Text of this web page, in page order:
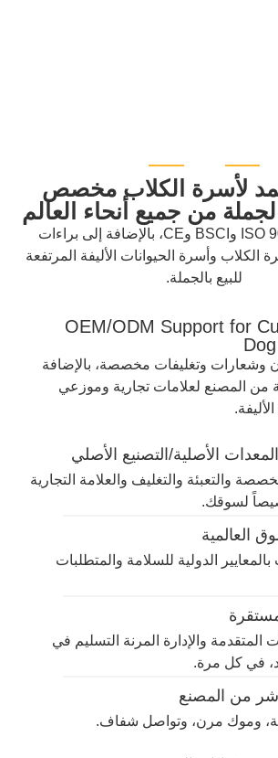
لأسرة الكلاب مخصص
من جميع أنحاء العالم
دعم معايير ISO 9001 وBSCI وCE، بالإضافة إلى براءات
الكلاب وأسرة الحيوانات الأليفة المرتفعة
للبيع بالجملة.
OEM/ODM Support for
وشعارات وتغليفات مخصصة، بالإضافة
من المصنع لعلامات تجارية وموزعي
الأصلية/التصنيع الأصلي
والتعبئة والتغليف والعلامة التجارية
لسوقك.
العالمية
الدولية للسلامة والمتطلبات
المتقدمة والإدارة المرنة التسليم في
في كل مرة.
من المصنع
وموك مرن، وتواصل شفاف.